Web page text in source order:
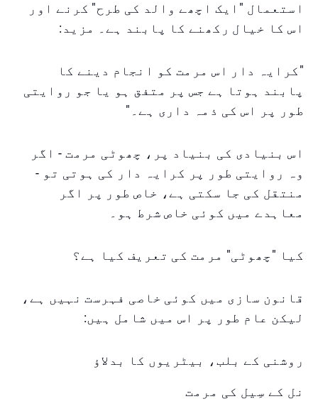
استعمال "ایک اچھے والد کی طرح" کرنے اور
اس کا خیال رکھنے کا پابند ہے۔ مزید:
"کرایہ دار اس مرمت کو انجام دینے کا
پابند ہوتا ہے جس پر متفق ہو یا جو روایتی
طور پر اس کی ذمہ داری ہے۔"
اس بنیادی کی بنیاد پر، چھوٹی مرمت - اگر
وہ روایتی طور پر کرایہ دار کی ہوتی تو -
منتقل کی جا سکتی ہے، خاص طور پر اگر
معاہدے میں کوئی خاص شرط ہو۔
کیا "چھوٹی" مرمت کی تعریف کیا ہے؟
قانون سازی میں کوئی خاصی فہرست نہیں ہے،
لیکن عام طور پر اس میں شامل ہیں:
روشنی کے بلب، بیٹریوں کا بدلاؤ
نل کے سِیل کی مرمت